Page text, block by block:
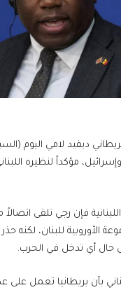
ديفيد لامي اليوم
مؤكداً لنظيره
فإن رجي تلقى
الأوروبية للبنان، لكنه
حال أي تدخل في الحرب.
بأن بريطانيا تعمل